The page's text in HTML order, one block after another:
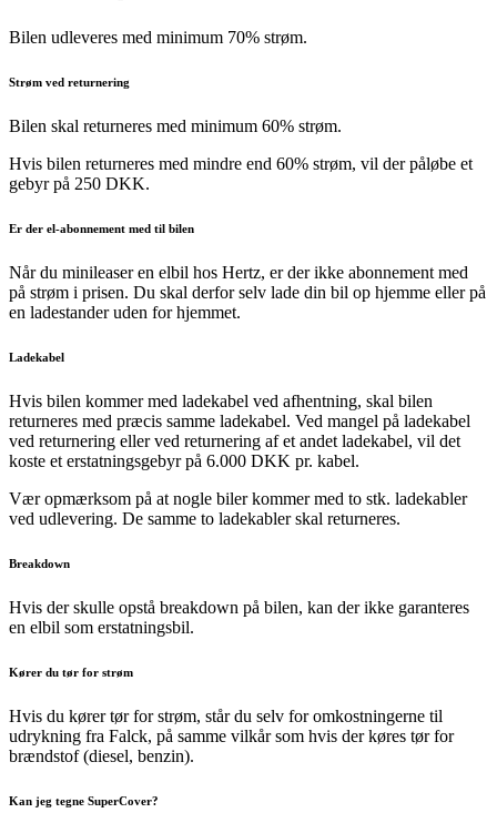
Bilen udleveres med minimum 70% strøm.
Strøm ved returnering
Bilen skal returneres med minimum 60% strøm.
Hvis bilen returneres med mindre end 60% strøm, vil der påløbe et
gebyr på 250 DKK.
Er der el-abonnement med til bilen
Når du minileaser en elbil hos Hertz, er der ikke abonnement med
på strøm i prisen. Du skal derfor selv lade din bil op hjemme eller på
en ladestander uden for hjemmet.
Ladekabel
Hvis bilen kommer med ladekabel ved afhentning, skal bilen
returneres med præcis samme ladekabel. Ved mangel på ladekabel
ved returnering eller ved returnering af et andet ladekabel, vil det
koste et erstatningsgebyr på 6.000 DKK pr. kabel.
Vær opmærksom på at nogle biler kommer med to stk. ladekabler
ved udlevering. De samme to ladekabler skal returneres.
Breakdown
Hvis der skulle opstå breakdown på bilen, kan der ikke garanteres
en elbil som erstatningsbil.
Kører du tør for strøm
Hvis du kører tør for strøm, står du selv for omkostningerne til
udrykning fra Falck, på samme vilkår som hvis der køres tør for
brændstof (diesel, benzin).
Kan jeg tegne SuperCover?